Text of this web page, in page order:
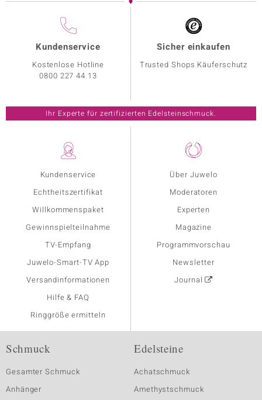
Kundenservice
Echtheitszertifikat
Willkommenspaket
Gewinnspielteilnahme
TV-Empfang
Juwelo-Smart-TV App
Versandinformationen
Hilfe & FAQ
Ringgröße ermitteln
Über Juwelo
Moderatoren
Experten
Magazine
Programmvorschau
Newsletter
Journal
Kundenservice
Kostenlose Hotline
0800 227 44 13
Sicher einkaufen
Trusted Shops Käuferschutz
Ihr Experte für zertifizierten Edelsteinschmuck.
Schmuck
Gesamter Schmuck
Anhänger
Edelsteine
Achatschmuck
Amethystschmuck